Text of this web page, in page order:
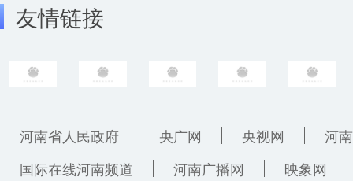
友情链接
河南省人民政府 央广网 央视网
河
国际在线河南频道
河南广播网 映象网